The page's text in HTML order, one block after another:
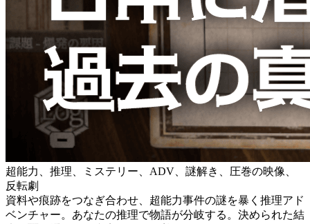
超能力、推理、ミステリー、ADV、謎解き、圧巻の映像、
反転劇
資料や痕跡をつなぎ合わせ、超能力事件の謎を暴く推理アド
ベンチャー。あなたの推理で物語が分岐する。決められた結